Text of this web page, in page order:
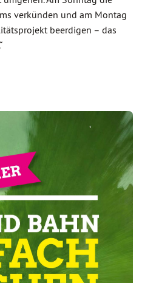
verkünden und am Montag
beerdigen – das